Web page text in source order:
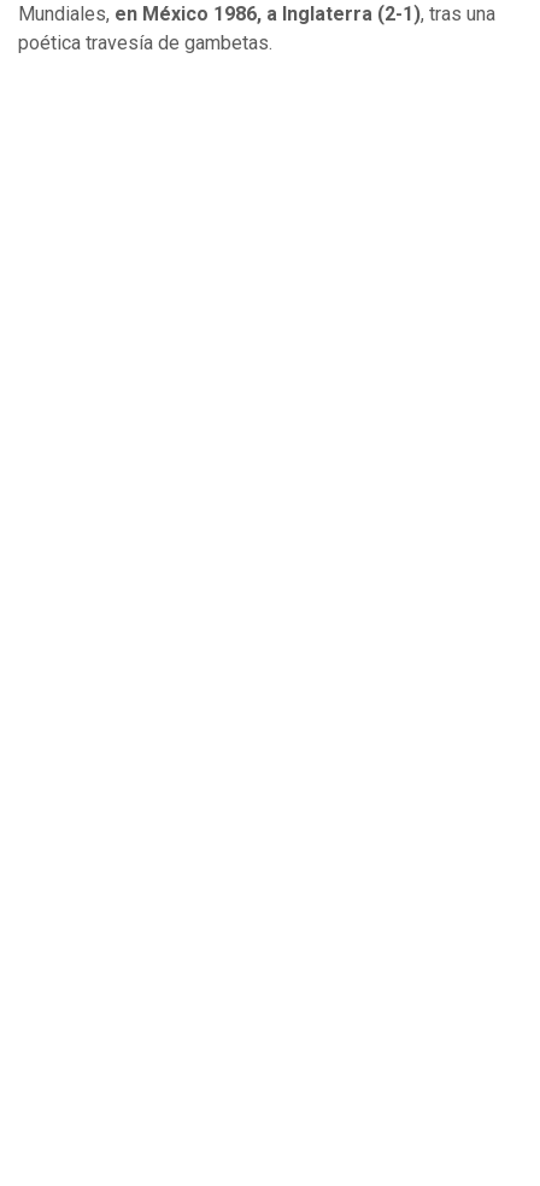
Mundiales, en México 1986, a Inglaterra (2-1), tras una
poética travesía de gambetas.